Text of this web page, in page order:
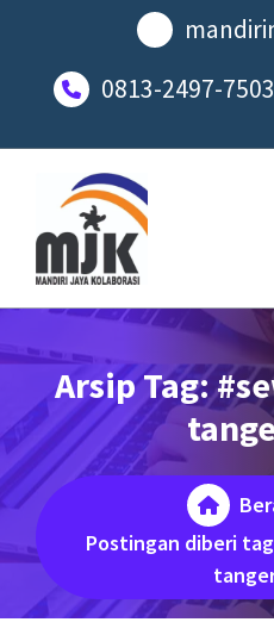
0813-2497-7503
Arsip Tag:
Postingan diberi